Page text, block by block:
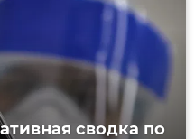
сводка по